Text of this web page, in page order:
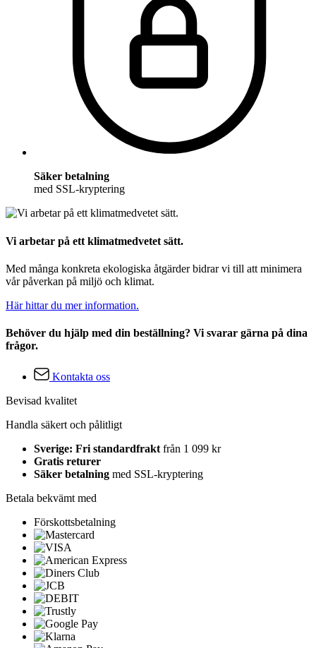
Säker betalning
med SSL-kryptering
Vi arbetar på ett klimatmedvetet sätt.
Med många konkreta ekologiska åtgärder bidrar vi till att minimera
vår påverkan på miljö och klimat.
Här hittar du mer information.
Behöver du hjälp med din beställning? Vi svarar gärna på dina
frågor.
Kontakta oss
Bevisad kvalitet
Handla säkert och pålitligt
Sverige: Fri standardfrakt från 1 099 kr
Gratis returer
Säker betalning med SSL-kryptering
Betala bekvämt med
Förskottsbetalning